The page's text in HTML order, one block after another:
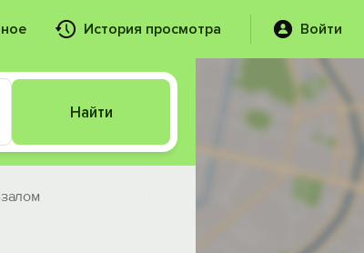
История просмотра Войти
Найти